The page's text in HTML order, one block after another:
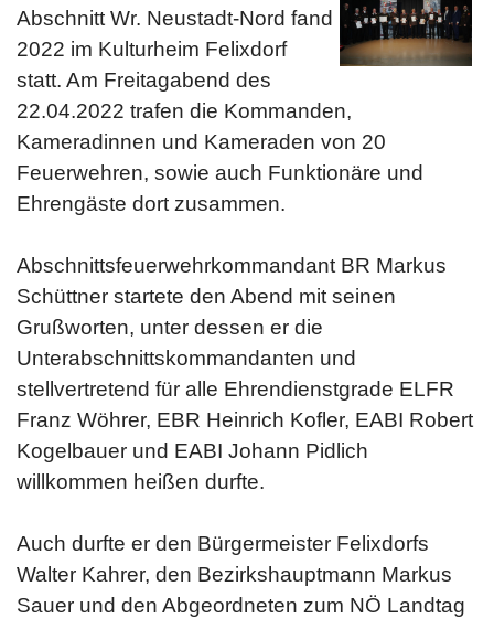
Abschnitt Wr. Neustadt-Nord fand
2022 im Kulturheim Felixdorf
statt. Am Freitagabend des
22.04.2022 trafen die Kommanden,
Kameradinnen und Kameraden von 20
Feuerwehren, sowie auch Funktionäre und
Ehrengäste dort zusammen.
Abschnittsfeuerwehrkommandant BR Markus
Schüttner startete den Abend mit seinen
Grußworten, unter dessen er die
Unterabschnittskommandanten und
stellvertretend für alle Ehrendienstgrade ELFR
Franz Wöhrer, EBR Heinrich Kofler, EABI Robert
Kogelbauer und EABI Johann Pidlich
willkommen heißen durfte.
Auch durfte er den Bürgermeister Felixdorfs
Walter Kahrer, den Bezirkshauptmann Markus
Sauer und den Abgeordneten zum NÖ Landtag